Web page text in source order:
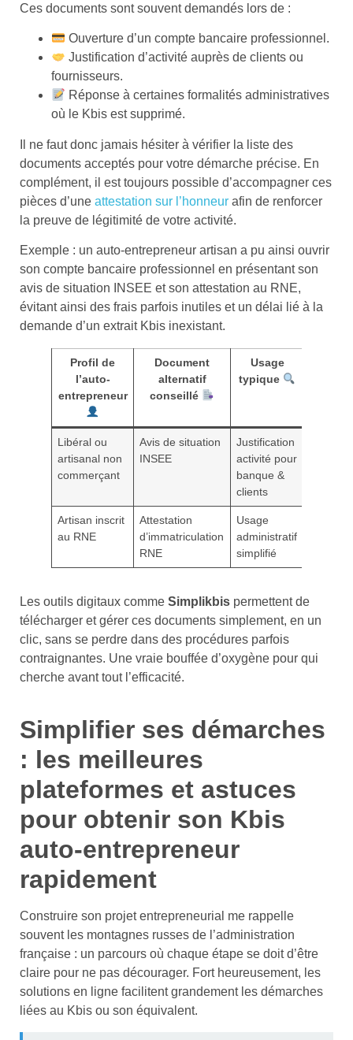
Ces documents sont souvent demandés lors de :
Ouverture d’un compte bancaire professionnel.
Justification d’activité auprès de clients ou
fournisseurs.
Réponse à certaines formalités administratives
où le Kbis est supprimé.
Il ne faut donc jamais hésiter à vérifier la liste des
documents acceptés pour votre démarche précise. En
complément, il est toujours possible d’accompagner ces
pièces d’une attestation sur l’honneur afin de renforcer
la preuve de légitimité de votre activité.
Exemple : un auto-entrepreneur artisan a pu ainsi ouvrir
son compte bancaire professionnel en présentant son
avis de situation INSEE et son attestation au RNE,
évitant ainsi des frais parfois inutiles et un délai lié à la
demande d’un extrait Kbis inexistant.
Profil de
l’auto-
entrepreneur
Document
alternatif
conseillé
Usage
typique
Libéral ou
artisanal non
commerçant
Avis de situation
INSEE
Justification
activité pour
banque &
clients
Artisan inscrit
au RNE
Attestation
d’immatriculation
RNE
Usage
administratif
simplifié
Les outils digitaux comme Simplikbis permettent de
télécharger et gérer ces documents simplement, en un
clic, sans se perdre dans des procédures parfois
contraignantes. Une vraie bouffée d’oxygène pour qui
cherche avant tout l’efficacité.
Simplifier ses démarches
: les meilleures
plateformes et astuces
pour obtenir son Kbis
auto-entrepreneur
rapidement
Construire son projet entrepreneurial me rappelle
souvent les montagnes russes de l’administration
française : un parcours où chaque étape se doit d’être
claire pour ne pas décourager. Fort heureusement, les
solutions en ligne facilitent grandement les démarches
liées au Kbis ou son équivalent.